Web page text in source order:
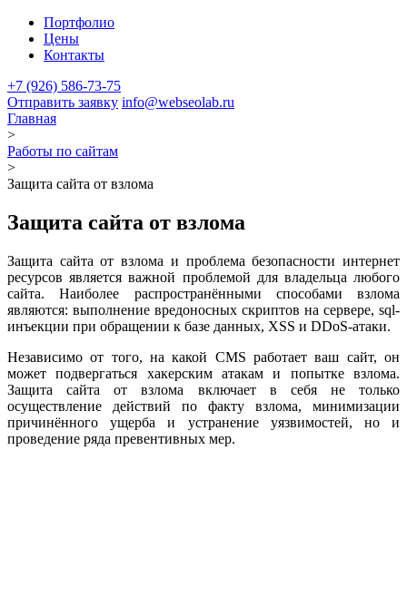
Портфолио
Цены
Контакты
+7 (926) 586-73-75
Отправить заявку info@webseolab.ru
Главная
>
Работы по сайтам
>
Защита сайта от взлома
Защита сайта от взлома
Защита сайта от взлома и проблема безопасности интернет
ресурсов является важной проблемой для владельца любого
сайта. Наиболее распространёнными способами взлома
являются: выполнение вредоносных скриптов на сервере, sql-
инъекции при обращении к базе данных, XSS и DDoS-атаки.
Независимо от того, на какой CMS работает ваш сайт, он
может подвергаться хакерским атакам и попытке взлома.
Защита сайта от взлома включает в себя не только
осуществление действий по факту взлома, минимизации
причинённого ущерба и устранение уязвимостей, но и
проведение ряда превентивных мер.